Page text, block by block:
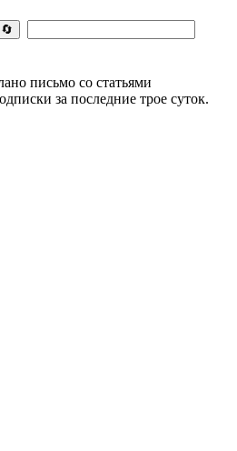
🔄
письмо со статьями
за последние трое суток.